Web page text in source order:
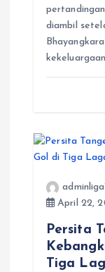
s
A
p
p
b
o
o
k
diambil
April 22,
Persita
Tiga